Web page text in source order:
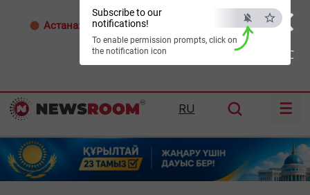
×
ESC
Subscribe to our
notifications!
To enable permission prompts, click on
the notification icon
Астана: 32°C Алматы: Шымкент:36°C
RU ☰